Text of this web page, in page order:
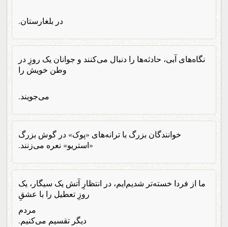
در بلغارستان.
نگاه‌های آبی، حادثه‌ها را دنبال می‌کنند و جوانان یک روزِ در
وطن خویش را
می‌جویند.
خوانندگان بزرگ با ترانه‌های «پوک» در گوش بزرگ
«استریو» نعره می‌زنند.
ما از فردا خسته‌تر شدیم‌ایم، در انتظارِ آتش یک سیگار، یک
روزِ تعطیل را با عشقِ
مردم
دیگر تقسیم می‌کنیم.